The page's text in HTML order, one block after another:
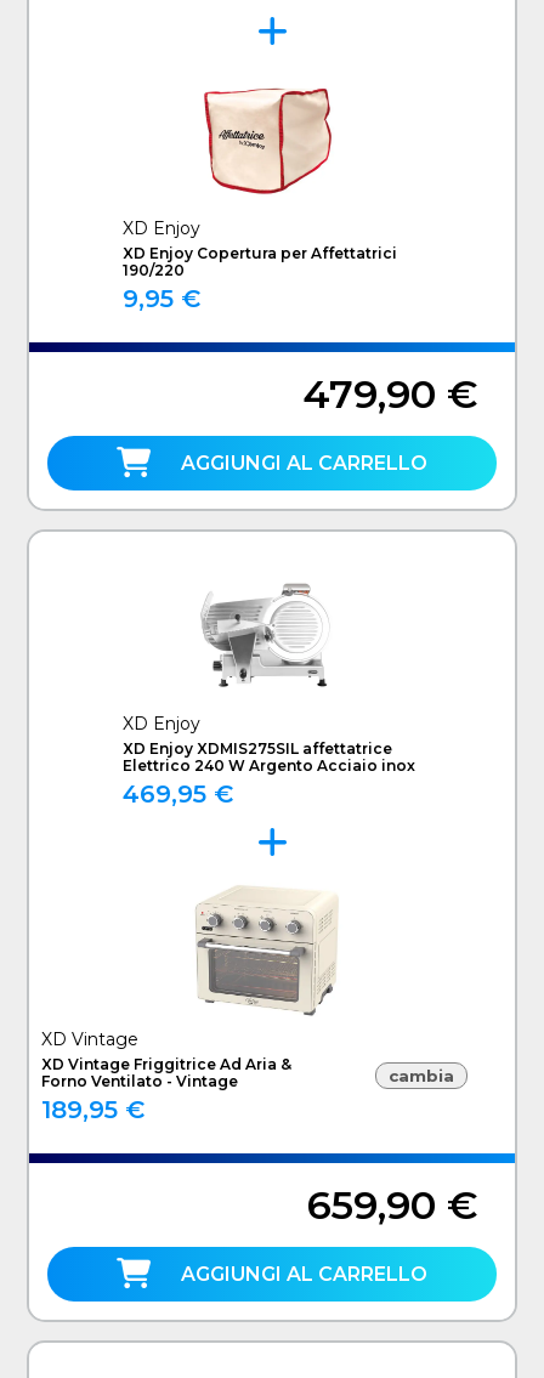
XD Enjoy
XD Enjoy Copertura per Affettatrici
190/220
9,95 €
479,90 €
AGGIUNGI AL CARRELLO
XD Enjoy
XD Enjoy XDMIS275SIL affettatrice
Elettrico 240 W Argento Acciaio inox
469,95 €
XD Vintage
XD Vintage Friggitrice Ad Aria &
Forno Ventilato - Vintage
189,95 €
cambia
659,90 €
AGGIUNGI AL CARRELLO